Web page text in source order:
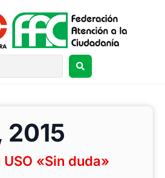
2015
USO «Sin duda»